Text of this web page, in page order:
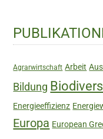
Haupt-
Sidebar
Agrarwirtschaft Arbeit
Bildung
Energieeffizienz
Europa European